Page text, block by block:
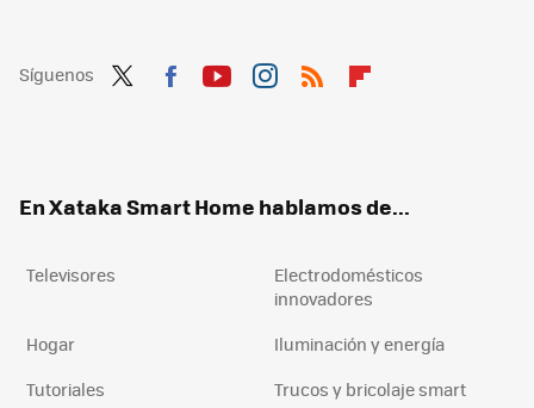
Síguenos
En Xataka Smart Home hablamos de...
Televisores
Electrodomésticos
innovadores
Hogar
Iluminación y energía
Tutoriales
Trucos y bricolaje smart